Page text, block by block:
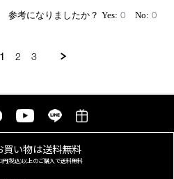
0 0
1 2 3
買い物は送料無料
円(税込)以上のご購入で送料無料